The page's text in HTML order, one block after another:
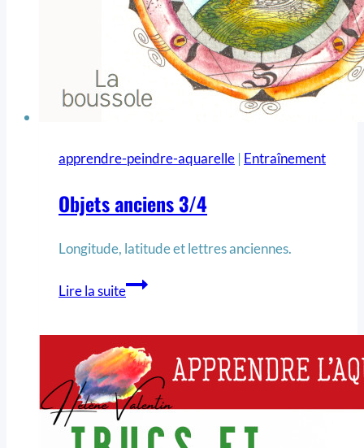
apprendre-peindre-aquarelle | Entraînement
Objets anciens 3/4
Longitude, latitude et lettres anciennes.
Lire la suite